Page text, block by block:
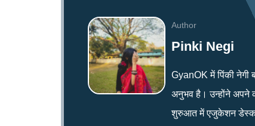
Author
Pinki Negi
GyanOK में पिंकी नेगी
अनुभव है। उन्होंने अपने
शुरुआत में एजुकेशन डेस्क